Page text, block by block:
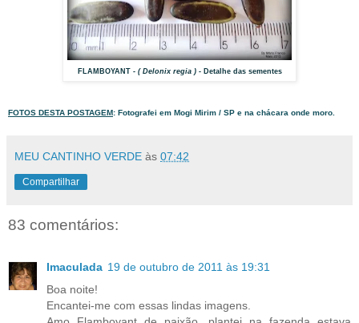
FLAMBOYANT- ( Delonix regia ) - Detalhe das sementes
FOTOS DESTA POSTAGEM: Fotografei em Mogi Mirim / SP e na chácara onde moro.
MEU CANTINHO VERDE às 07:42
Compartilhar
83 comentários:
Imaculada 19 de outubro de 2011 às 19:31
Boa noite!
Encantei-me com essas lindas imagens.